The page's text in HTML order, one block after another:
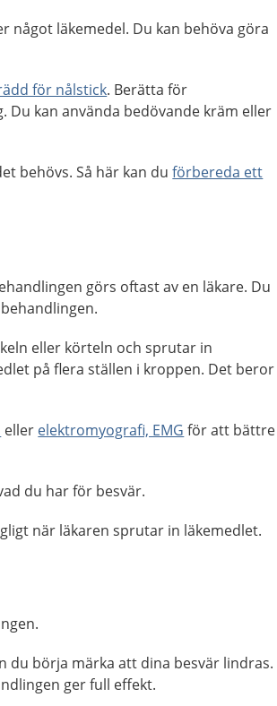
något läkemedel. Du kan behöva göra
för nålstick. Berätta för
kan använda bedövande kräm eller
behövs. Så här kan duförbereda ett
görs oftast av en läkare. Du
eller körteln och sprutar in
på flera ställen i kroppen. Det beror
eller elektromyografi, EMG för att bättre
du har för besvär.
när läkaren sprutar in läkemedlet.
du börja märka att dina besvär lindras.
ger full effekt.